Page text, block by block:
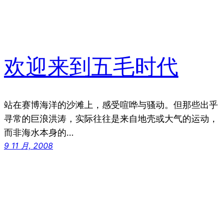
欢迎来到五毛时代
站在赛博海洋的沙滩上，感受喧哗与骚动。但那些出乎
寻常的巨浪洪涛，实际往往是来自地壳或大气的运动，
而非海水本身的…
9 11 月, 2008